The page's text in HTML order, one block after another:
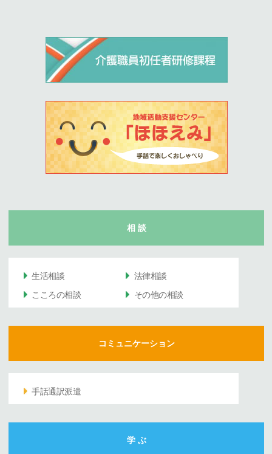
相 談
生活相談
法律相談
こころの相談
その他の相談
コミュニケーション
手話通訳派遣
学 ぶ